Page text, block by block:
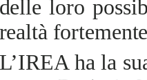
loro
ha la